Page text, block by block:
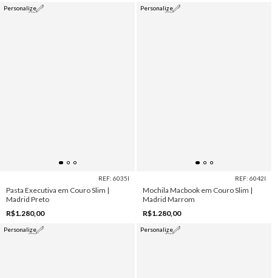
Personalize
REF: 6035I
Pasta Executiva em Couro Slim |
Madrid Preto
R$1.280,00
Personalize
REF: 6042I
Mochila Macbook em Couro Slim |
Madrid Marrom
R$1.280,00
Personalize Personalize